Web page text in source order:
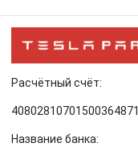
Расчётный счёт:
40802810701500364871
Название банка: